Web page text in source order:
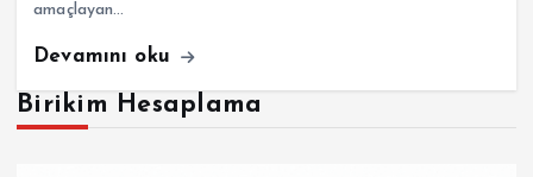
amaçlayan…
Devamını oku
Birikim Hesaplama